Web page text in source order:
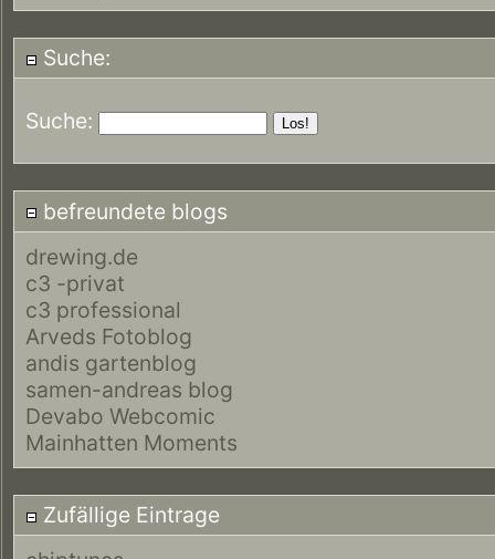
Suche:
Suche:
befreundete blogs
drewing.de
c3 -privat
c3 professional
Arveds Fotoblog
andis gartenblog
samen-andreas blog
Devabo Webcomic
Mainhatten Moments
Zufällige Eintrage